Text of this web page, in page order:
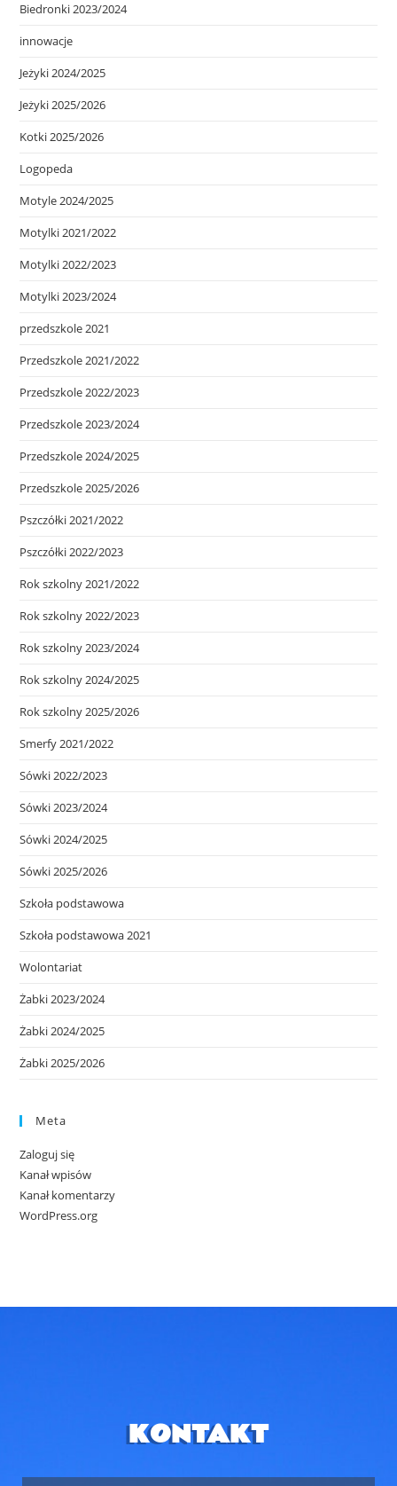
Biedronki 2023/2024
innowacje
Jeżyki 2024/2025
Jeżyki 2025/2026
Kotki 2025/2026
Logopeda
Motyle 2024/2025
Motylki 2021/2022
Motylki 2022/2023
Motylki 2023/2024
przedszkole 2021
Przedszkole 2021/2022
Przedszkole 2022/2023
Przedszkole 2023/2024
Przedszkole 2024/2025
Przedszkole 2025/2026
Pszczółki 2021/2022
Pszczółki 2022/2023
Rok szkolny 2021/2022
Rok szkolny 2022/2023
Rok szkolny 2023/2024
Rok szkolny 2024/2025
Rok szkolny 2025/2026
Smerfy 2021/2022
Sówki 2022/2023
Sówki 2023/2024
Sówki 2024/2025
Sówki 2025/2026
Szkoła podstawowa
Szkoła podstawowa 2021
Wolontariat
Żabki 2023/2024
Żabki 2024/2025
Żabki 2025/2026
Meta
Zaloguj się
Kanał wpisów
Kanał komentarzy
WordPress.org
KONTAKT